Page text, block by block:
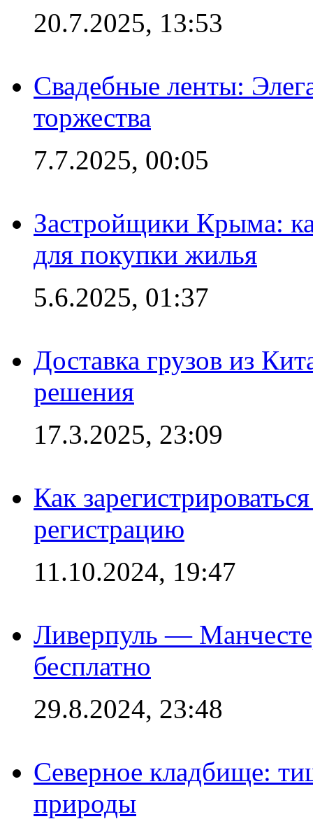
20.7.2025, 13:53
Свадебные ленты:
торжества
7.7.2025, 00:05
Застройщики Крыма:
для покупки жилья
5.6.2025, 01:37
Доставка грузов из
решения
17.3.2025, 23:09
Как
регистрацию
11.10.2024, 19:47
Ливерпуль —
бесплатно
29.8.2024, 23:48
Северное кладбище:
природы